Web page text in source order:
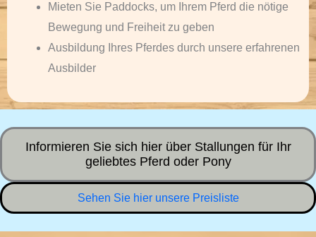
Mieten Sie Paddocks, um Ihrem Pferd die nötige
Bewegung und Freiheit zu geben
Ausbildung Ihres Pferdes durch unsere erfahrenen
Ausbilder
Informieren Sie sich hier über Stallungen für Ihr
geliebtes Pferd oder Pony
Sehen Sie hier unsere Preisliste